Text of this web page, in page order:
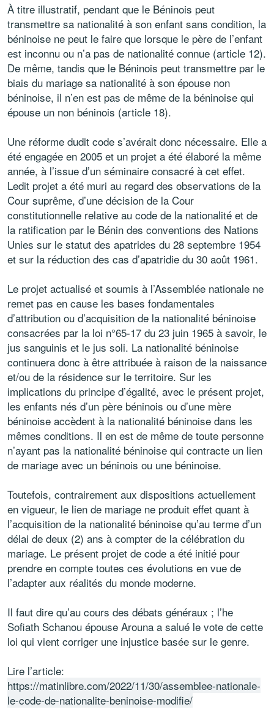
À titre illustratif, pendant que le Béninois peut
transmettre sa nationalité à son enfant sans condition, la
béninoise ne peut le faire que lorsque le père de l’enfant
est inconnu ou n’a pas de nationalité connue (article 12).
De même, tandis que le Béninois peut transmettre par le
biais du mariage sa nationalité à son épouse non
béninoise, il n’en est pas de même de la béninoise qui
épouse un non béninois (article 18).
Une réforme dudit code s’avérait donc nécessaire. Elle a
été engagée en 2005 et un projet a été élaboré la même
année, à l’issue d’un séminaire consacré à cet effet.
Ledit projet a été muri au regard des observations de la
Cour suprême, d’une décision de la Cour
constitutionnelle relative au code de la nationalité et de
la ratification par le Bénin des conventions des Nations
Unies sur le statut des apatrides du 28 septembre 1954
et sur la réduction des cas d’apatridie du 30 août 1961.
Le projet actualisé et soumis à l’Assemblée nationale ne
remet pas en cause les bases fondamentales
d’attribution ou d’acquisition de la nationalité béninoise
consacrées par la loi n°65-17 du 23 juin 1965 à savoir, le
jus sanguinis et le jus soli. La nationalité béninoise
continuera donc à être attribuée à raison de la naissance
et/ou de la résidence sur le territoire. Sur les
implications du principe d’égalité, avec le présent projet,
les enfants nés d’un père béninois ou d’une mère
béninoise accèdent à la nationalité béninoise dans les
mêmes conditions. Il en est de même de toute personne
n’ayant pas la nationalité béninoise qui contracte un lien
de mariage avec un béninois ou une béninoise.
Toutefois, contrairement aux dispositions actuellement
en vigueur, le lien de mariage ne produit effet quant à
l’acquisition de la nationalité béninoise qu’au terme d’un
délai de deux (2) ans à compter de la célébration du
mariage. Le présent projet de code a été initié pour
prendre en compte toutes ces évolutions en vue de
l’adapter aux réalités du monde moderne.
Il faut dire qu’au cours des débats généraux ; l’he
Sofiath Schanou épouse Arouna a salué le vote de cette
loi qui vient corriger une injustice basée sur le genre.
Lire l’article:
https://matinlibre.com/2022/11/30/assemblee-nationale-
le-code-de-nationalite-beninoise-modifie/